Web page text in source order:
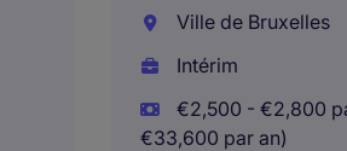
Ville de Bruxelles
Intérim
€2,500 - €2,800
€33,600 par an)